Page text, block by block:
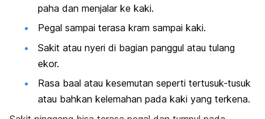
paha dan menjalar ke kaki.
Pegal sampai terasa kram sampai kaki.
Sakit atau nyeri di bagian panggul atau tulang
ekor.
Rasa baal atau kesemutan seperti tertusuk-tusuk
atau bahkan kelemahan pada kaki yang terkena.